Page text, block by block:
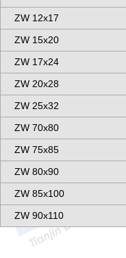
ZW 12x17
ZW 15x20
ZW 17x24
ZW 20x28
ZW 25x32
ZW 70x80
ZW 75x85
ZW 80x90
ZW 85x100
ZW 90x110